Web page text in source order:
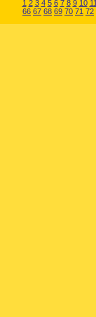
1 2 3 4 5 6 7 8 9 10 11
66 67 68 69 70 71 72